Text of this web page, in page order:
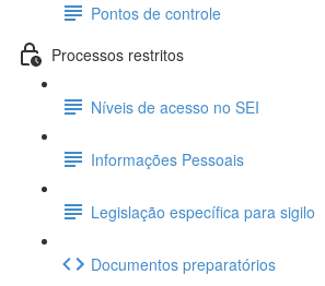
Pontos de controle
Processos restritos
Níveis de acesso no SEI
Informações Pessoais
Legislação específica para sigilo
Documentos preparatórios